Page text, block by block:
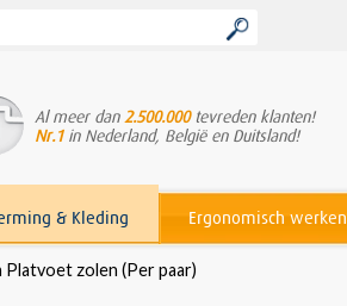
Al meer dan 2.500.000tevreden klanten!
Nr.1in Nederland, België en Duitsland!
& Kleding Ergonomisch werken
Platvoet zolen (Per paar)